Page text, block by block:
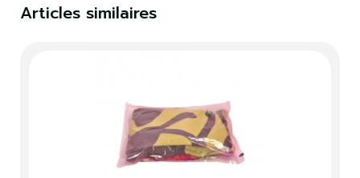
Articles similaires